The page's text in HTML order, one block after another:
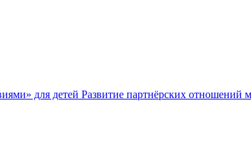
для детей Развитие партнёрских отношений